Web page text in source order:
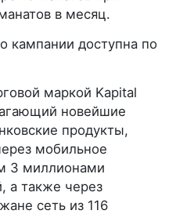
в месяц.
кампании доступна по
маркой Kapital
новейшие
продукты,
мобильное
3 миллионами
а также через
сеть из 116